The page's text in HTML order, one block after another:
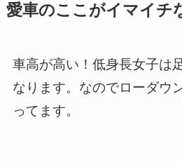
愛車のここがイマイチ
車高が高い！低身長女子は
なります。なのでローダウ
ってます。